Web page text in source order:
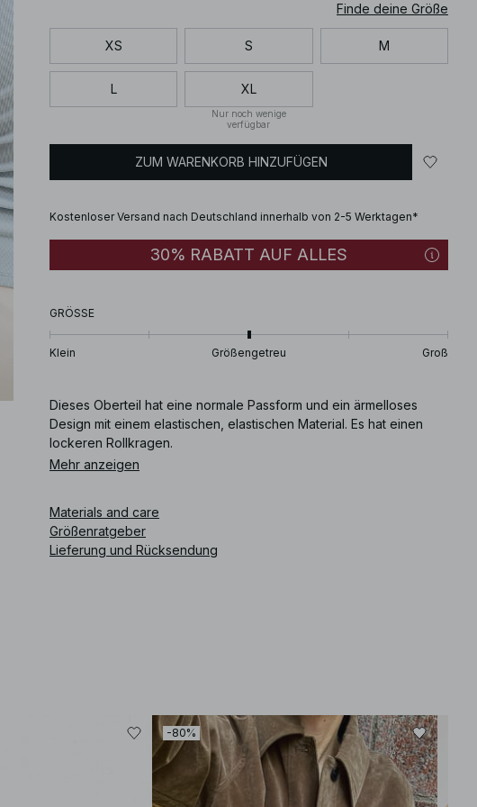
Finde deine Größe
XS S M
L XL
Nur noch wenige
verfügbar
ZUM WARENKORB HINZUFÜGEN
Kostenloser Versand nach Deutschland innerhalb von 2-5 Werktagen*
30% RABATT AUF ALLES
GRÖSSE
Klein Größengetreu Groß
Dieses Oberteil hat eine normale Passform und ein ärmelloses
Design mit einem elastischen, elastischen Material. Es hat einen
lockeren Rollkragen.
Mehr anzeigen
Materials and care
Größenratgeber
Lieferung und Rücksendung
-80%